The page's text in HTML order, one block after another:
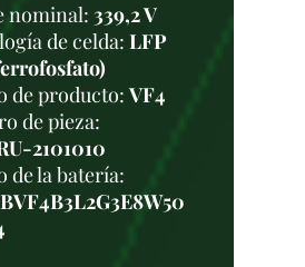
nominal: 339,2 V
de celda: LFP
de producto: VF4
de pieza:
2101010
de la batería: